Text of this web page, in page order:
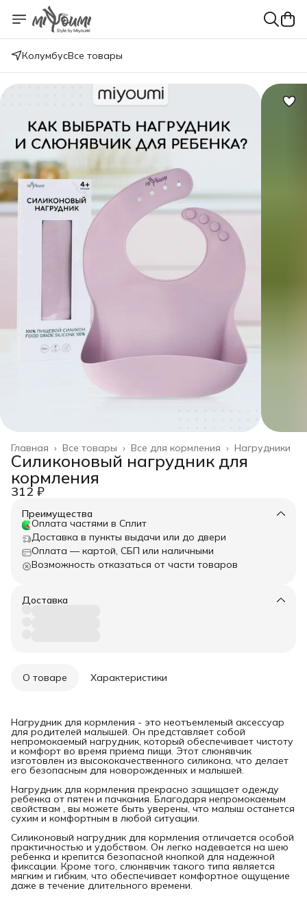
КолумбусВсе товары
Нагрудники
Все для кормления ›
Все товары ›
Главная ›
Силиконовый нагрудник для
кормления
312 ₽
Преимущества
Оплата частями в Сплит
Доставка в пункты выдачи или до двери
Оплата — картой, СБП или наличными
Возможность отказаться от части товаров
Доставка
О товаре Характеристики
Нагрудник для кормления - это неотъемлемый аксессуар
для родителей малышей. Он представляет собой
непромокаемый нагрудник, который обеспечивает чистоту
и комфорт во время приема пищи. Этот слюнявчик
изготовлен из высококачественного силикона, что делает
его безопасным для новорожденных и малышей.
Нагрудник для кормления прекрасно защищает одежду
ребенка от пятен и пачкания. Благодаря непромокаемым
свойствам , вы можете быть уверены, что малыш останется
сухим и комфортным в любой ситуации.
Силиконовый нагрудник для кормления отличается особой
практичностью и удобством. Он легко надевается на шею
ребенка и крепится безопасной кнопкой для надежной
фиксации. Кроме того, слюнявчик такого типа является
мягким и гибким, что обеспечивает комфортное ощущение
даже в течение длительного времени.